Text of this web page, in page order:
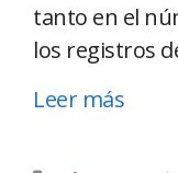
tanto en el
los registros
Leer más